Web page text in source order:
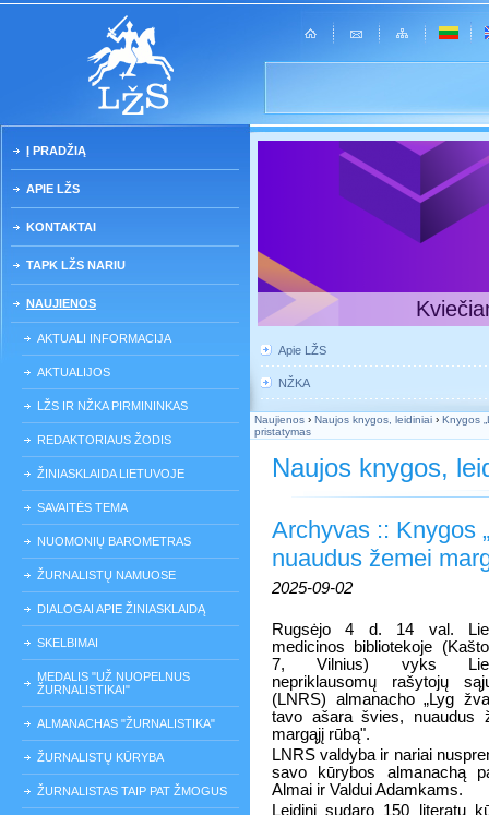
Į PRADŽIĄ
APIE LŽS
KONTAKTAI
TAPK LŽS NARIU
NAUJIENOS
AKTUALI INFORMACIJA
AKTUALIJOS
LŽS IR NŽKA PIRMININKAS
REDAKTORIAUS ŽODIS
ŽINIASKLAIDA LIETUVOJE
SAVAITĖS TEMA
NUOMONIŲ BAROMETRAS
ŽURNALISTŲ NAMUOSE
DIALOGAI APIE ŽINIASKLAIDĄ
SKELBIMAI
MEDALIS "UŽ NUOPELNUS
ŽURNALISTIKAI"
ALMANACHAS "ŽURNALISTIKA"
ŽURNALISTŲ KŪRYBA
ŽURNALISTAS TAIP PAT ŽMOGUS
Apie LŽS
NŽKA
Naujienos › Naujos knygos, leidiniai › Knygos
pristatymas
Naujos knygos,
Archyvas :: Knygos
nuaudus žemei
2025-09-02
Rugsėjo 4 d. 14 val.
medicinos bibliotekoje
7, Vilnius) vyks
nepriklausomų rašytojų
(LNRS) almanacho „Lyg
tavo ašara švies, nuaudus
margąjį rūbą".
LNRS valdyba ir nariai
savo kūrybos almanachą
Almai ir Valdui Adamkams.
Leidinį sudaro 150 literatų